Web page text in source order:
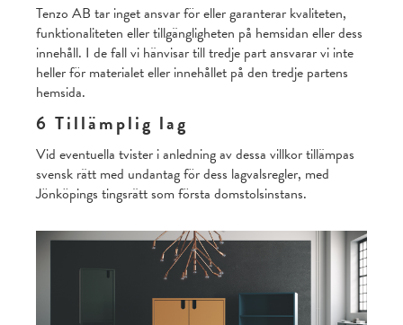
Tenzo AB tar inget ansvar för eller garanterar kvaliteten,
funktionaliteten eller tillgängligheten på hemsidan eller dess
innehåll. I de fall vi hänvisar till tredje part ansvarar vi inte
heller för materialet eller innehållet på den tredje partens
hemsida.
6 Tillämplig lag
Vid eventuella tvister i anledning av dessa villkor tillämpas
svensk rätt med undantag för dess lagvalsregler, med
Jönköpings tingsrätt som första domstolsinstans.